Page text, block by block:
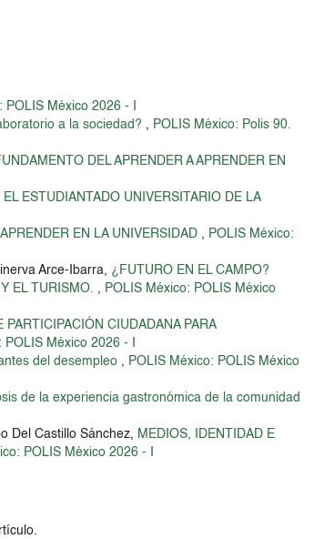
POLIS México 2026 - I
a la sociedad? , POLIS México: Polis 90.
DEL APRENDER A APRENDER EN
ESTUDIANTADO UNIVERSITARIO DE LA
EN LA UNIVERSIDAD , POLIS México:
Arce-Ibarra, ¿FUTURO EN EL CAMPO?
EL TURISMO. , POLIS México: POLIS México
CIUDADANA PARA
POLIS México 2026 - I
del desempleo , POLIS México: POLIS México
de la experiencia gastronómica de la comunidad
Del Castillo Sánchez, MEDIOS, IDENTIDAD E
POLIS México 2026 - I